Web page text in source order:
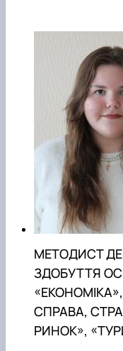
МЕТОДИСТ
ЗДОБУТТЯ
СПРАВА,
РИНОК»,